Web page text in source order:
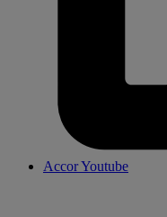
Accor Youtube